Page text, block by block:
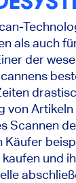
als auch
der
von
Scannen
Käufer
und